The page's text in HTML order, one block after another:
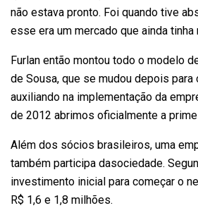
não estava pronto. Foi quando tive
esse era um mercado que ainda tinha
Furlan então montou todo o modelo
de Sousa, que se mudou depois para
auxiliando na implementação da
de 2012 abrimos oficialmente a
Além dos sócios brasileiros, uma
também participa dasociedade.
investimento inicial para começar o
R$ 1,6 e 1,8 milhões.